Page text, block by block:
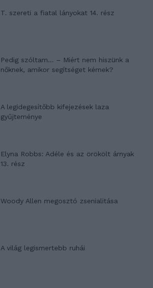
T. szereti a fiatal lányokat 14. rész
Pedig szóltam… – Miért nem hiszünk a
nőknek, amikor segítséget kérnek?
A legidegesítőbb kifejezések laza
gyűjteménye
Elyna Robbs: Adéle és az örökölt árnyak
13. rész
Woody Allen megosztó zsenialitása
A világ legismertebb ruhái